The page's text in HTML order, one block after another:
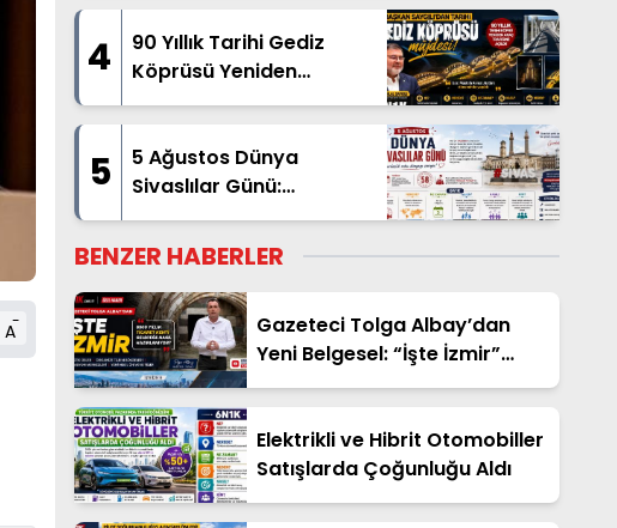
A-
4
90 Yıllık Tarihi Gediz
Köprüsü Yeniden
Hizmete Açıldı
5
5 Ağustos Dünya
Sivaslılar Günü:
Gardaşlık Ruhu Dünyanın
Dört Bir Yanında
Yaşatılıyor
BENZER HABERLER
Gazeteci Tolga Albay’dan
Yeni Belgesel: “İşte İzmir”
Yayında
Elektrikli ve Hibrit Otomobiller
Satışlarda Çoğunluğu Aldı